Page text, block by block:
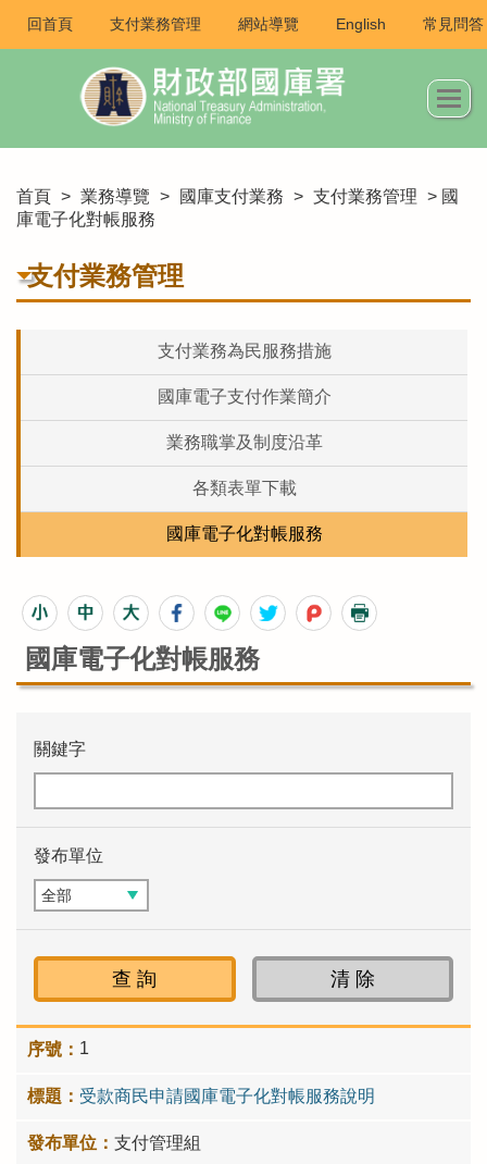
回首頁 支付業務管理 網站導覽 English 常見問答
首頁 > 業務導覽 > 國庫支付業務 > 支付業務管理 > 國
庫電子化對帳服務
支付業務管理
支付業務為民服務措施
國庫電子支付作業簡介
業務職掌及制度沿革
各類表單下載
國庫電子化對帳服務
國庫電子化對帳服務
關鍵字
發布單位
1
受款商民申請國庫電子化對帳服務說明
支付管理組